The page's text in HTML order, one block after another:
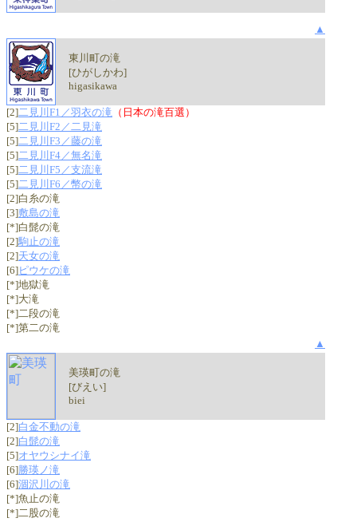
▲
東川町の滝
[ひがしかわ]
higasikawa
[2]二見川F1／羽衣の滝 （日本の滝百選）
[5]二見川F2／二見滝
[5]二見川F3／藤の滝
[5]二見川F4／無名滝
[5]二見川F5／支流滝
[5]二見川F6／幣の滝
[2]白糸の滝
[3]敷島の滝
[*]白髭の滝
[2]駒止の滝
[2]天女の滝
[6]ピウケの滝
[*]地獄滝
[*]大滝
[*]二段の滝
[*]第二の滝
▲
美瑛町の滝
[びえい]
biei
[2]白金不動の滝
[2]白髭の滝
[5]オヤウシナイ滝
[6]勝瑛ノ滝
[6]涸沢川の滝
[*]魚止の滝
[*]二股の滝